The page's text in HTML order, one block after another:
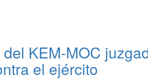
KEM-MOC
el ejército